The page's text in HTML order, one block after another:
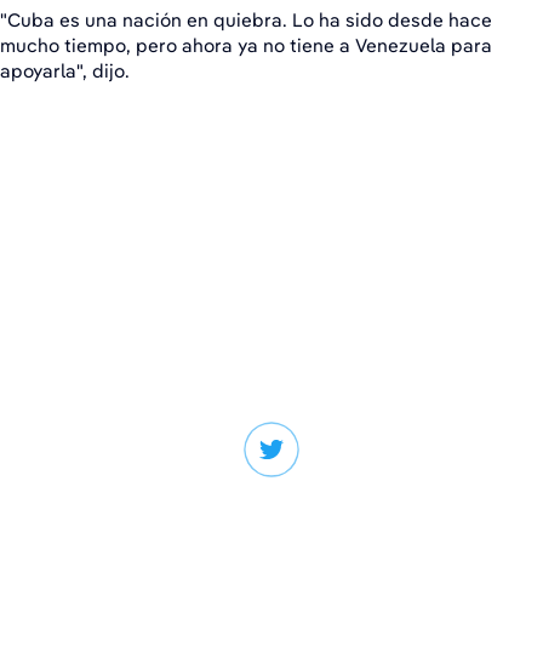
"Cuba es una nación en quiebra. Lo ha sido desde hace
mucho tiempo, pero ahora ya no tiene a Venezuela para
apoyarla", dijo.